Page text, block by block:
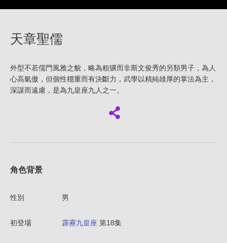
天章聖儒
外型不若儒門風雅之貌，略為粗獷而非斯文俊秀的另類男子，為人
心高氣傲，但個性穩重而有決斷力，武學以精純雄厚的掌法為主，
深謀而遠慮，是為九皇座九人之一。
角色背景
性別 男
初登場 霹靂九皇座 第18集